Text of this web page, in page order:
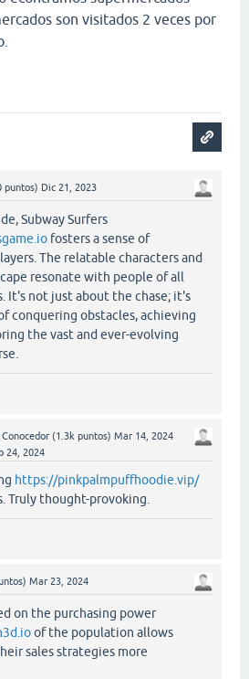
son visitados 2 veces por
puntos) Dic 21, 2023
Subway Surfers
fosters a sense of
The relatable characters and
resonate with people of all
It's not just about the chase; it's
conquering obstacles, achieving
the vast and ever-evolving
Conocedor (1.3k puntos) Mar 14, 2024
24, 2024
https://pinkpalmpuffhoodie.vip/
Truly thought-provoking.
Mar 23, 2024
on the purchasing power
of the population allows
sales strategies more